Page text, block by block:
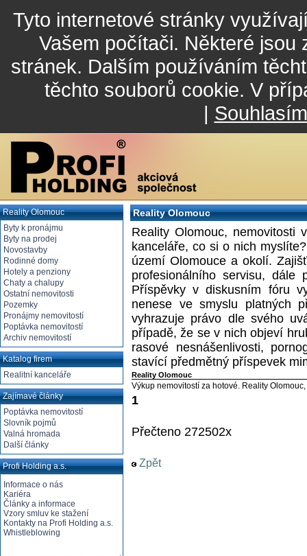
Tyto internetové stránky
Vašem počítači. Některé jsou
stránek. Dalším používáním
těchto souborů cookie. V
| Souhlasím
Reality Olomouc
Byty k pronájmu
Byty na prodej
Novostavby
Rodinné domy
Hotely a penziony
Chaty a chalupy
Ostatní nemovitosti
Pozemky
Pronájmy nemovitostí
Poptávka nemovitostí
Archiv nemovitostí
Katalog firem
Realitní kanceláře
Zajímavé články
Poptávka nemovitostí
Slovník pojmů
Valná hromada
Další články
Profi Holding a.s.
Informace o nás
Kariéra
Články a informace
Vzory smluv ke stažení
Kontakty na Profi Holding a.s.
Whistleblowing
Reality Olomouc
Reality Olomouc, nemovitosti
kanceláře, co si o nich
území Olomouce a okolí.
profesionálního servisu,
Příspěvky v diskusním fóru
nenese ve smyslu platných
vyhrazuje právo dle svého
případě, že se v nich objeví
rasové nesnášenlivosti,
stavící předmětný příspevek
Reality Olomouc
Výkup nemovitostí za hotové. Reality
1
Přečteno 272502x
Zpět